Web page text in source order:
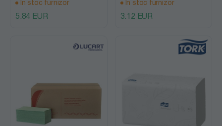
În stoc furnizor
5.84 EUR
În stoc furnizor
3.12 EUR